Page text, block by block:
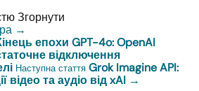
Згорнути
→
епохи GPT-4o: OpenAI
відключення
Наступна стаття Grok Imagine API:
відео та аудіо від xAI →